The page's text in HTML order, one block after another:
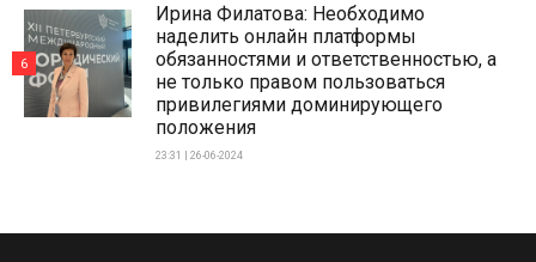
Ирина Филатова: Необходимо
наделить онлайн платформы
обязанностями и ответственностью, а
не только правом пользоваться
привилегиями доминирующего
положения
23:31 | 26-06-2024
6